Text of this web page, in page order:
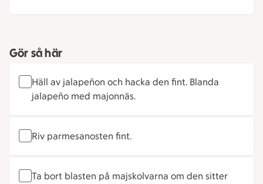
Gör så här
Häll av jalapeñon och hacka den fint. Blanda
jalapeño med majonnäs.
Riv parmesanosten fint.
Ta bort blasten på majskolvarna om den sitter